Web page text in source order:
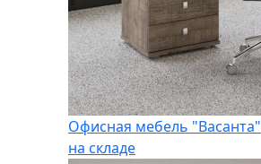
Офисная мебель "Васанта"
на складе